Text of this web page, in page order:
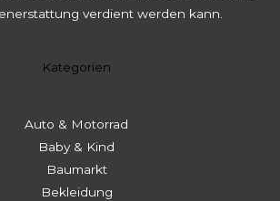
verdient werden kann.
Kategorien
Auto & Motorrad
Baby & Kind
Baumarkt
Bekleidung